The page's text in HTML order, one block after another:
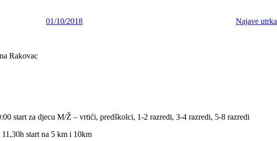
01/10/2018 Najave utrka
Rakovac
start za djecu M/Ž – vrtići, predškolci, 1-2 razredi, 3-4 razredi, 5-8 razredi
km i 10km